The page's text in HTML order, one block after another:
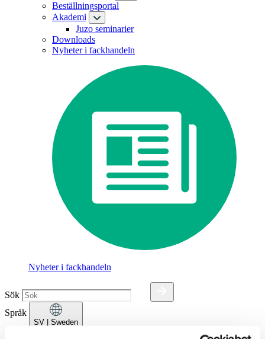
Beställningsportal
Akademi
Juzo seminarier
Downloads
Nyheter i fackhandeln
Nyheter i fackhandeln
Sök
Språk
SV | Sweden